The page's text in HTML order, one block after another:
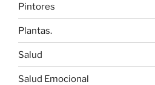
Pintores
Plantas.
Salud
Salud Emocional